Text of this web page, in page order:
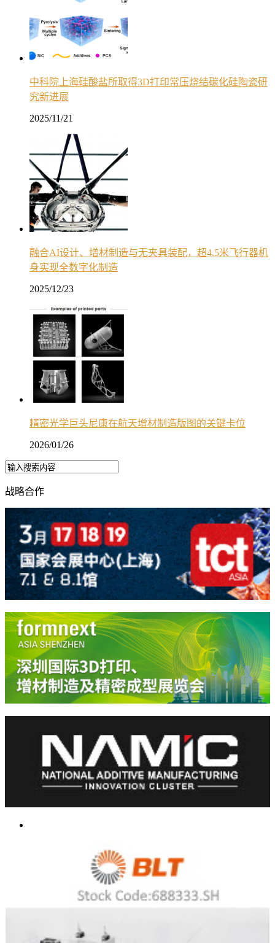
中科院上海硅酸盐所取得3D打印常压烧结碳化硅陶瓷研
究新进展
2025/11/21
融合AI设计、增材制造与无夹具装配，超4.5米飞行器机
身实现全数字化制造
2025/12/23
精密光学巨头尼康在航天增材制造版图的关键卡位
2026/01/26
战略合作